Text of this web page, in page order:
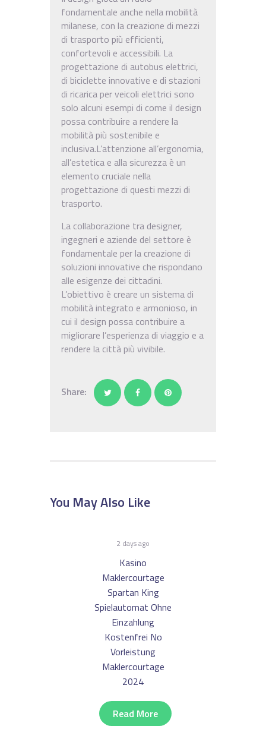
fondamentale anche nella mobilità
milanese, con la creazione di mezzi
di trasporto più efficienti,
confortevoli e accessibili. La
progettazione di autobus elettrici,
di biciclette innovative e di stazioni
di ricarica per veicoli elettrici sono
solo alcuni esempi di come il design
possa contribuire a rendere la
mobilità più sostenibile e
inclusiva.L’attenzione all’ergonomia,
all’estetica e alla sicurezza è un
elemento cruciale nella
progettazione di questi mezzi di
trasporto.
La collaborazione tra designer,
ingegneri e aziende del settore è
fondamentale per la creazione di
soluzioni innovative che rispondano
alle esigenze dei cittadini.
L’obiettivo è creare un sistema di
mobilità integrato e armonioso, in
cui il design possa contribuire a
migliorare l’esperienza di viaggio e a
rendere la città più vivibile.
Share:
You May Also Like
2 days ago
Kasino
Maklercourtage
Spartan King
Spielautomat Ohne
Einzahlung
Kostenfrei No
Vorleistung
Maklercourtage
2024
Read More